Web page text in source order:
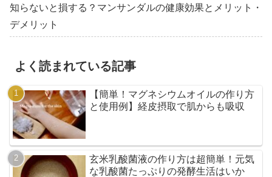
知らないと損する？マンサンダルの健康効果とメリット・
デメリット
よく読まれている記事
【簡単！マグネシウムオイルの作り方
と使用例】経皮摂取で肌からも吸収
玄米乳酸菌液の作り方は超簡単！元気
な乳酸菌たっぷりの発酵生活はいか